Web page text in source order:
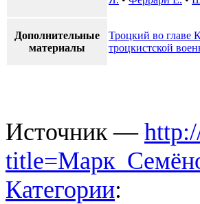
Дополнительные
материалы
Троцкий во главе
троцкистской
Источник —
Категории: